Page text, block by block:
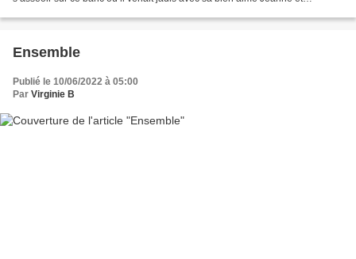
Ensemble
Publié le 10/06/2022 à 05:00
Par Virginie B